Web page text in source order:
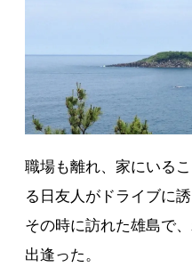
職場も離れ、家にいる
る日友人がドライブに誘
その時に訪れた雄島で
出逢った。